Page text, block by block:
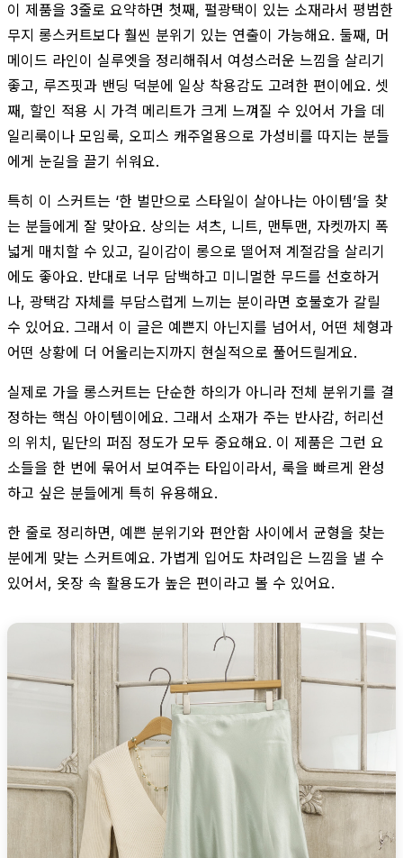
이 제품을 3줄로 요약하면 첫째, 펄광택이 있는 소재라서 평범한
무지 롱스커트보다 훨씬 분위기 있는 연출이 가능해요. 둘째, 머
메이드 라인이 실루엣을 정리해줘서 여성스러운 느낌을 살리기
좋고, 루즈핏과 밴딩 덕분에 일상 착용감도 고려한 편이에요. 셋
째, 할인 적용 시 가격 메리트가 크게 느껴질 수 있어서 가을 데
일리룩이나 모임룩, 오피스 캐주얼용으로 가성비를 따지는 분들
에게 눈길을 끌기 쉬워요.
특히 이 스커트는 ‘한 벌만으로 스타일이 살아나는 아이템’을 찾
는 분들에게 잘 맞아요. 상의는 셔츠, 니트, 맨투맨, 자켓까지 폭
넓게 매치할 수 있고, 길이감이 롱으로 떨어져 계절감을 살리기
에도 좋아요. 반대로 너무 담백하고 미니멀한 무드를 선호하거
나, 광택감 자체를 부담스럽게 느끼는 분이라면 호불호가 갈릴
수 있어요. 그래서 이 글은 예쁜지 아닌지를 넘어서, 어떤 체형과
어떤 상황에 더 어울리는지까지 현실적으로 풀어드릴게요.
실제로 가을 롱스커트는 단순한 하의가 아니라 전체 분위기를 결
정하는 핵심 아이템이에요. 그래서 소재가 주는 반사감, 허리선
의 위치, 밑단의 퍼짐 정도가 모두 중요해요. 이 제품은 그런 요
소들을 한 번에 묶어서 보여주는 타입이라서, 룩을 빠르게 완성
하고 싶은 분들에게 특히 유용해요.
한 줄로 정리하면, 예쁜 분위기와 편안함 사이에서 균형을 찾는
분에게 맞는 스커트예요. 가볍게 입어도 차려입은 느낌을 낼 수
있어서, 옷장 속 활용도가 높은 편이라고 볼 수 있어요.